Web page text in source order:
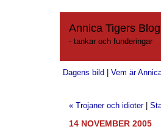
Annica Tigers Blog
- tankar och funderingar
Dagens bild Vem är
« Trojaner och idioter|
14 NOVEMBER 2005